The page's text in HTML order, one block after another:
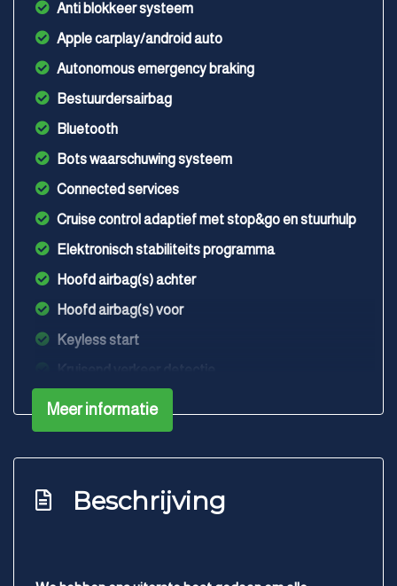
Anti blokkeer systeem
Apple carplay/android auto
Autonomous emergency braking
Bestuurdersairbag
Bluetooth
Bots waarschuwing systeem
Connected services
Cruise control adaptief met stop&go en stuurhulp
Elektronisch stabiliteits programma
Hoofd airbag(s) achter
Hoofd airbag(s) voor
Keyless start
Multimedia scherm standaard
Oplaadmogelijkheid
Passagiersairbag
Rijstrooksensor met correctie
Zij airbag(s) voor
Meer informatie
Beschrijving